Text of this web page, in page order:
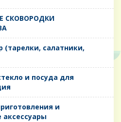
СКОВОРОДКИ
(тарелки, салатники,
и посуда для
и
аксессуары